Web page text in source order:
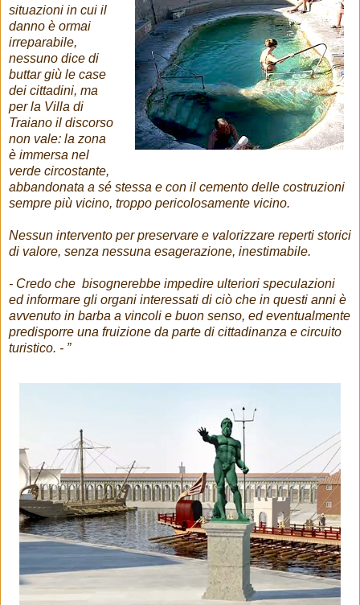
situazioni in cui il
danno è ormai
irreparabile,
nessuno dice di
buttar giù le case
dei cittadini, ma
per la Villa di
Traiano il discorso
non vale: la zona
è immersa nel
verde circostante,
abbandonata a sé stessa e con il cemento delle costruzioni
sempre più vicino, troppo pericolosamente vicino.
Nessun intervento per preservare e valorizzare reperti storici
di valore, senza nessuna esagerazione, inestimabile.
- Credo che bisognerebbe impedire ulteriori speculazioni
ed informare gli organi interessati di ciò che in questi anni è
avvenuto in barba a vincoli e buon senso, ed eventualmente
predisporre una fruizione da parte di cittadinanza e circuito
turistico. - ”